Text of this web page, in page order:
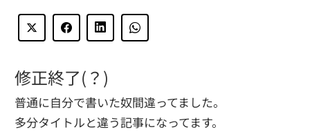
修正終了(？)
普通に自分で書いた奴間違ってました。
多分タイトルと違う記事になってます。